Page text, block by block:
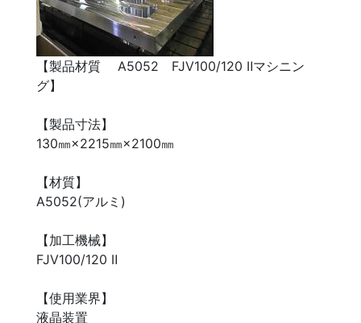
【製品材質 A5052 FJV100/120 Ⅱマシニン
グ】
【製品寸法】
130㎜×2215㎜×2100㎜
【材質】
A5052(アルミ)
【加工機械】
FJV100/120 Ⅱ
【使用業界】
液晶装置